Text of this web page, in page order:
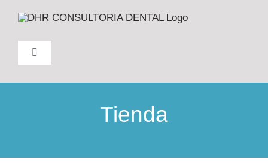
Saltar
contenidoToggle
INICIO
Tienda